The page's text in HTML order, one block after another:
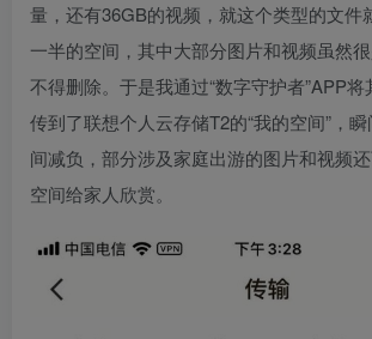
量，还有36GB的视频，就这个类型的文件
一半的空间，其中大部分图片和视频虽然
不得删除。于是我通过“数字守护者”APP
传到了联想个人云存储T2的“我的空间”，
间减负，部分涉及家庭出游的图片和视频
空间给家人欣赏。